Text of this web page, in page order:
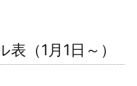
（1月1日～）